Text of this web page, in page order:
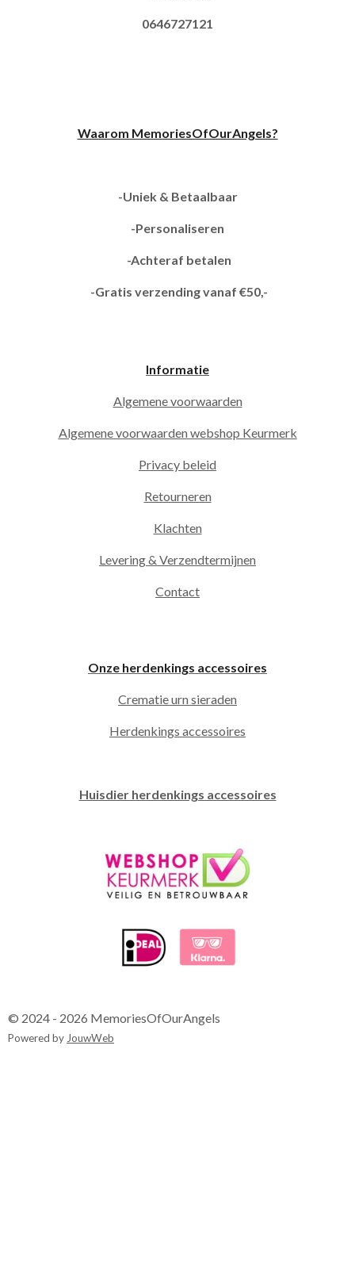
0646727121
Waarom MemoriesOfOurAngels?
-Uniek & Betaalbaar
-Personaliseren
-Achteraf betalen
-Gratis verzending vanaf €50,-
Informatie
Algemene voorwaarden
Algemene voorwaarden webshop Keurmerk
Privacy beleid
Retourneren
Klachten
Levering & Verzendtermijnen
Contact
Onze herdenkings accessoires
Crematie urn sieraden
Herdenkings accessoires
Huisdier herdenkings accessoires
© 2024 - 2026 MemoriesOfOurAngels
Powered byJouwWeb